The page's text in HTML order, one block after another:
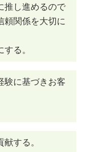
推し進めるので
頼関係を大切に
る。
験に基づきお客
する。